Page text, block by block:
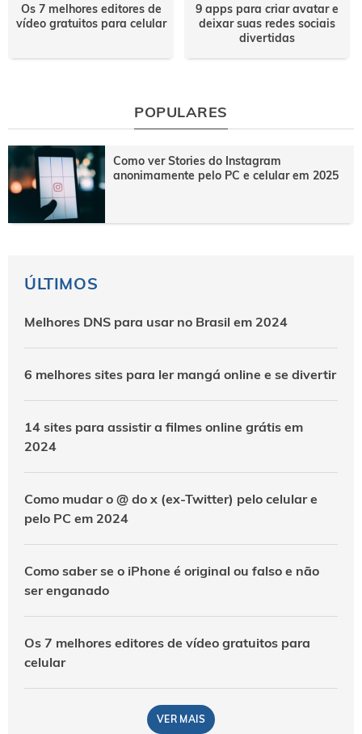
Os 7 melhores editores de
vídeo gratuitos para celular
9 apps para criar avatar e
deixar suas redes sociais
divertidas
POPULARES
Como ver Stories do Instagram
anonimamente pelo PC e celular em 2025
ÚLTIMOS
Melhores DNS para usar no Brasil em 2024
6 melhores sites para ler mangá online e se divertir
14 sites para assistir a filmes online grátis em
2024
Como mudar o @ do x (ex-Twitter) pelo celular e
pelo PC em 2024
Como saber se o iPhone é original ou falso e não
ser enganado
Os 7 melhores editores de vídeo gratuitos para
celular
VER MAIS